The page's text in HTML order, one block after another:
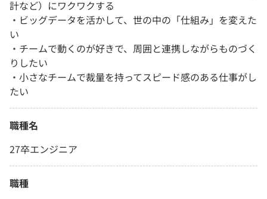
計など）にワクワクする
・ビッグデータを活かして、世の中の「仕組み」を変えた
い
・チームで動くのが好きで、周囲と連携しながらものづく
りしたい
・小さなチームで裁量を持ってスピード感のある仕事がし
たい
職種名
27卒エンジニア
職種